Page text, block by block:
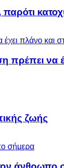
πρέπει να
ζωής